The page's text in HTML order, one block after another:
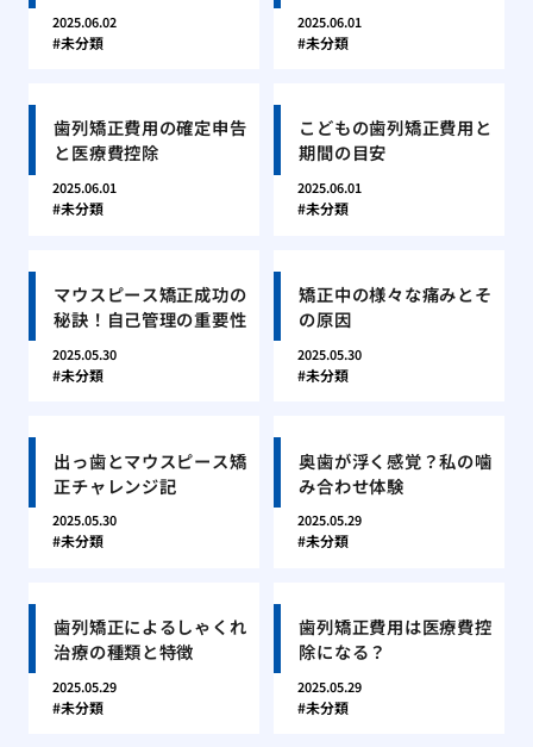
2025.06.02
未分類
2025.06.01
未分類
歯列矯正費用の確定申告
と医療費控除
2025.06.01
未分類
こどもの歯列矯正費用と
期間の目安
2025.06.01
未分類
マウスピース矯正成功の
秘訣！自己管理の重要性
2025.05.30
未分類
矯正中の様々な痛みとそ
の原因
2025.05.30
未分類
出っ歯とマウスピース矯
正チャレンジ記
2025.05.30
未分類
奥歯が浮く感覚？私の噛
み合わせ体験
2025.05.29
未分類
歯列矯正によるしゃくれ
治療の種類と特徴
2025.05.29
未分類
歯列矯正費用は医療費控
除になる？
2025.05.29
未分類